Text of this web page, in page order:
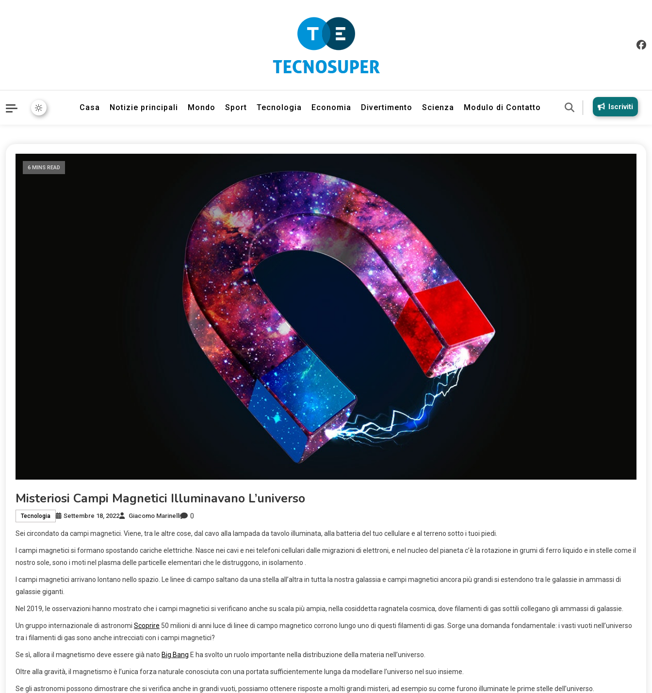
Casa Notizie principali Mondo Sport Tecnologia Economia Divertimento Scienza Modulo di Contatto Iscriviti
6 MINS READ
Misteriosi Campi Magnetici Illuminavano L’universo
Tecnologia Settembre 18, 2022 Giacomo Marinelli 0
Sei circondato da campi magnetici. Viene, tra le altre cose, dal cavo alla lampada da tavolo illuminata, alla batteria del tuo cellulare e al terreno sotto i tuoi piedi.
I campi magnetici si formano spostando cariche elettriche. Nasce nei cavi e nei telefoni cellulari dalle migrazioni di elettroni, e nel nucleo del pianeta c’è la rotazione in grumi di ferro liquido e in stelle come il
nostro sole, sono i moti nel plasma delle particelle elementari che le distruggono, in isolamento .
I campi magnetici arrivano lontano nello spazio. Le linee di campo saltano da una stella all’altra in tutta la nostra galassia e campi magnetici ancora più grandi si estendono tra le galassie in ammassi di
galassie giganti.
Nel 2019, le osservazioni hanno mostrato che i campi magnetici si verificano anche su scala più ampia, nella cosiddetta ragnatela cosmica, dove filamenti di gas sottili collegano gli ammassi di galassie.
Un gruppo internazionale di astronomi Scoprire 50 milioni di anni luce di linee di campo magnetico corrono lungo uno di questi filamenti di gas. Sorge una domanda fondamentale: i vasti vuoti nell’universo
tra i filamenti di gas sono anche intrecciati con i campi magnetici?
Se sì, allora il magnetismo deve essere già nato Big Bang E ha svolto un ruolo importante nella distribuzione della materia nell’universo.
Oltre alla gravità, il magnetismo è l’unica forza naturale conosciuta con una portata sufficientemente lunga da modellare l’universo nel suo insieme.
Se gli astronomi possono dimostrare che si verifica anche in grandi vuoti, possiamo ottenere risposte a molti grandi misteri, ad esempio su come furono illuminate le prime stelle dell’universo.